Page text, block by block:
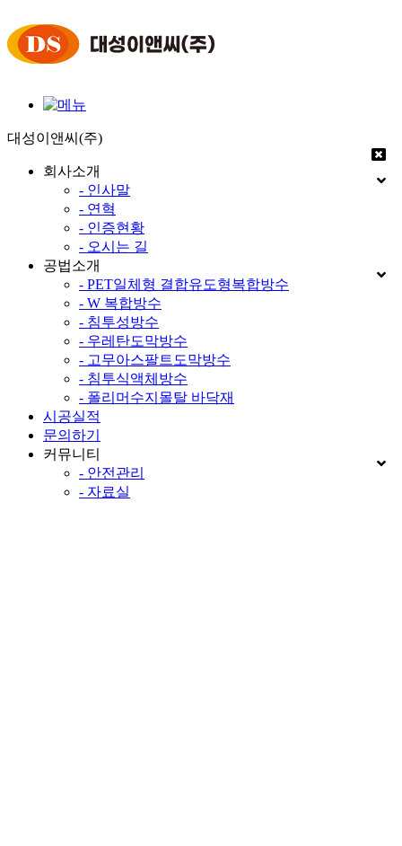
대성이앤씨(주)
회사소개
- 인사말
- 연혁
- 인증현황
- 오시는 길
공법소개
- PET일체형 결합유도형복합방수
- W 복합방수
- 침투성방수
- 우레탄도막방수
- 고무아스팔트도막방수
- 침투식액체방수
- 폴리머수지몰탈 바닥재
시공실적
문의하기
커뮤니티
- 안전관리
- 자료실